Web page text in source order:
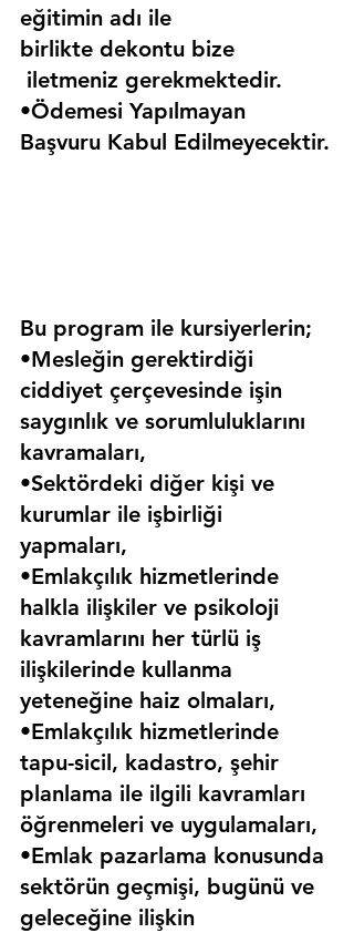
eğitimin adı ile
birlikte dekontu bize
iletmeniz gerekmektedir.
•Ödemesi Yapılmayan
Başvuru Kabul Edilmeyecektir.
Bu program ile kursiyerlerin;
•Mesleğin gerektirdiği
ciddiyet çerçevesinde işin
saygınlık ve sorumluluklarını
kavramaları,
•Sektördeki diğer kişi ve
kurumlar ile işbirliği
yapmaları,
•Emlakçılık hizmetlerinde
halkla ilişkiler ve psikoloji
kavramlarını her türlü iş
ilişkilerinde kullanma
yeteneğine haiz olmaları,
•Emlakçılık hizmetlerinde
tapu-sicil, kadastro, şehir
planlama ile ilgili kavramları
öğrenmeleri ve uygulamaları,
•Emlak pazarlama konusunda
sektörün geçmişi, bugünü ve
geleceğine ilişkin